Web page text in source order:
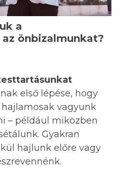
a
önbizalmunkat?
első lépése, hogy
vagyunk
– például miközben
Gyakran
hajlunk előre vagy